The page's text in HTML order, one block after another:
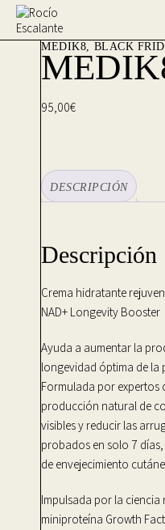
MEDIK8 BLACK
95,00€
DESCRIPCIÓN
Descripción
Crema hidratante
NAD+ Longevity Booster
Ayuda a aumentar la
longevidad óptima de la
Formulada por expertos
producción natural de
visibles y reducir las
probados en solo 7
de envejecimiento
Impulsada por la
miniproteína Growth